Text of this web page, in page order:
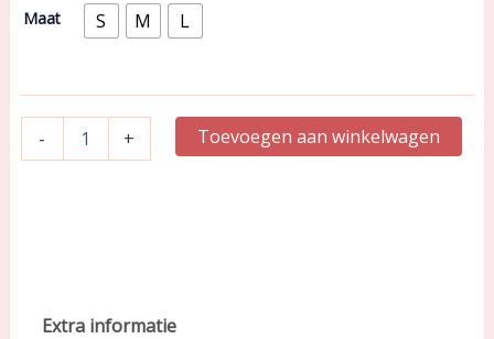
Maat S M L
-
Kimono
|
171252-
230-
+ Toevoegen aan winkelwagen
Extra informatie